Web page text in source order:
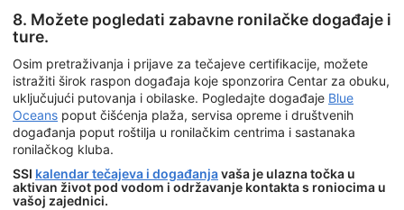
8. Možete pogledati zabavne ronilačke događaje i
ture.
Osim pretraživanja i prijave za tečajeve certifikacije, možete
istražiti širok raspon događaja koje sponzorira Centar za obuku,
uključujući putovanja i obilaske. Pogledajte događaje Blue
Oceans poput čišćenja plaža, servisa opreme i društvenih
događanja poput roštilja u ronilačkim centrima i sastanaka
ronilačkog kluba.
SSI kalendar tečajeva i događanjavaša je ulazna točka u
aktivan život pod vodom i održavanje kontakta s roniocima u
vašoj zajednici.